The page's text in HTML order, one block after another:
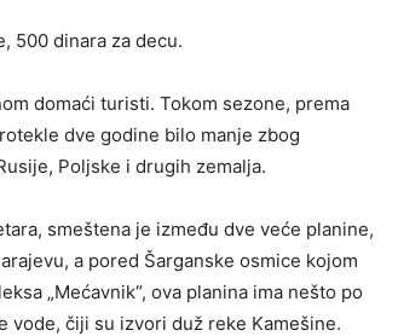
500 dinara za decu.
domaći turisti. Tokom sezone, prema
dve godine bilo manje zbog
Poljske i drugih zemalja.
smeštena je između dve veće planine,
a pored Šarganske osmice kojom
„Mećavnik“, ova planina ima nešto po
vode, čiji su izvori duž reke Kamešine.